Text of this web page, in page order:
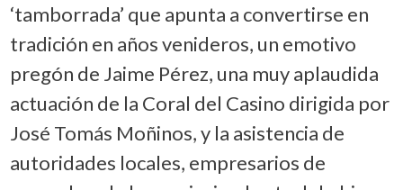
‘tamborrada’ que apunta a convertirse en
tradición en años venideros, un emotivo
pregón de Jaime Pérez, una muy aplaudida
actuación de la Coral del Casino dirigida por
José Tomás Moñinos, y la asistencia de
autoridades locales, empresarios de